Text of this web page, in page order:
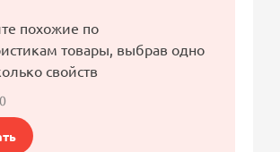
похожие по
товары, выбрав одно
свойств
0